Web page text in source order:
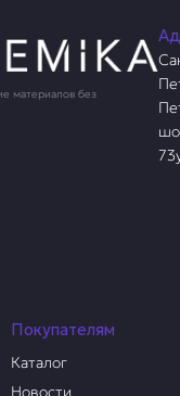
материалов без
Покупателям
Каталог
Новости